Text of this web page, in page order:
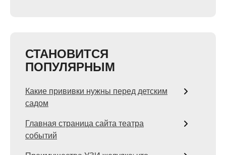
СТАНОВИТСЯ
ПОПУЛЯРНЫМ
Какие прививки нужны перед детским
садом
Главная страница сайта театра
событий